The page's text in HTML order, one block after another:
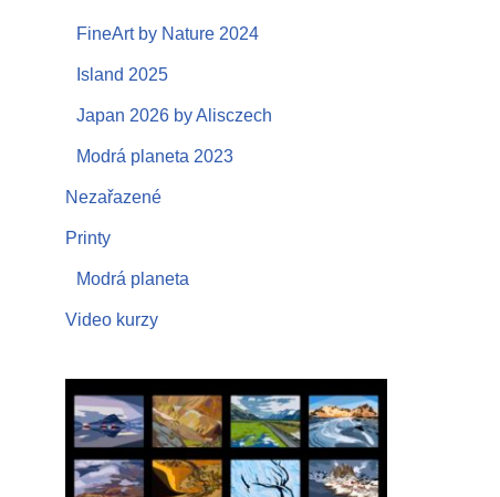
FineArt by Nature 2024
Island 2025
Japan 2026 by Alisczech
Modrá planeta 2023
Nezařazené
Printy
Modrá planeta
Video kurzy